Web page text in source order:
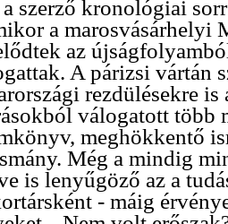
szerző kronológiai
a marosvásárhelyi
az
A párizsi vártán
rezdülésekre is
válogatott több
meghökkentő
Még a mindig
is lenyűgöző az a
- máig